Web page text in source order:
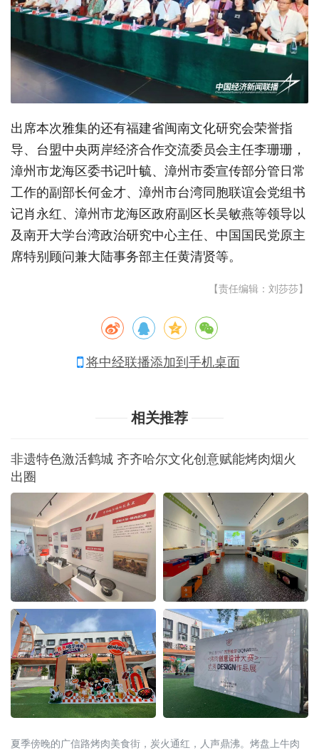
出席本次雅集的还有福建省闽南文化研究会荣誉指
导、台盟中央两岸经济合作交流委员会主任李珊珊，
漳州市龙海区委书记叶毓、漳州市委宣传部分管日常
工作的副部长何金才、漳州市台湾同胞联谊会党组书
记肖永红、漳州市龙海区政府副区长吴敏燕等领导以
及南开大学台湾政治研究中心主任、中国国民党原主
席特别顾问兼大陆事务部主任黄清贤等。
【责任编辑：刘莎莎】
将中经联播添加到手机桌面
相关推荐
非遗特色激活鹤城 齐齐哈尔文化创意赋能烤肉烟火
出圈
夏季傍晚的广信路烤肉美食街，炭火通红，人声鼎沸。烤盘上牛肉